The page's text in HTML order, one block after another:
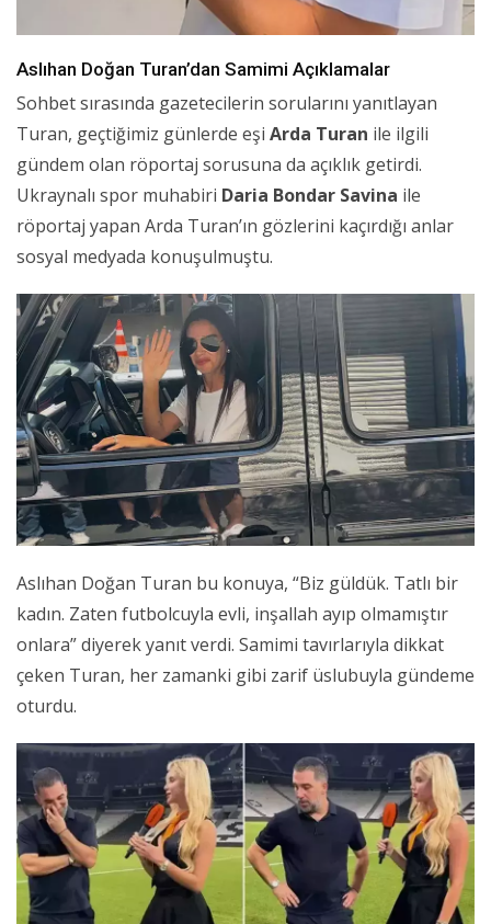
Aslıhan Doğan Turan’dan Samimi Açıklamalar
Sohbet sırasında gazetecilerin sorularını yanıtlayan
Turan, geçtiğimiz günlerde eşi Arda Turan ile ilgili
gündem olan röportaj sorusuna da açıklık getirdi.
Ukraynalı spor muhabiri Daria Bondar Savina ile
röportaj yapan Arda Turan’ın gözlerini kaçırdığı anlar
sosyal medyada konuşulmuştu.
Aslıhan Doğan Turan bu konuya, “Biz güldük. Tatlı bir
kadın. Zaten futbolcuyla evli, inşallah ayıp olmamıştır
onlara” diyerek yanıt verdi. Samimi tavırlarıyla dikkat
çeken Turan, her zamanki gibi zarif üslubuyla gündeme
oturdu.